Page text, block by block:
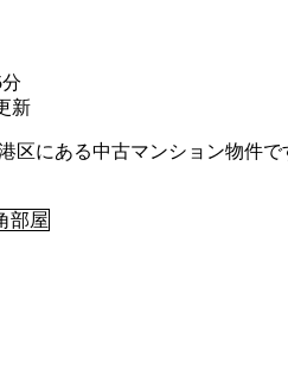
新
区にある中古マンション物件
部屋